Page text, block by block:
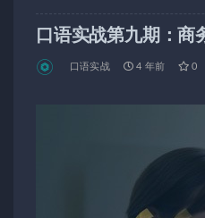
口语实战第九期：商
口语实战 4 年前 0